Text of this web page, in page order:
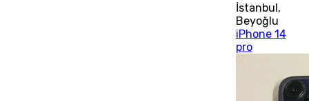
İstanbul,
Beyoğlu
iPhone 14
pro